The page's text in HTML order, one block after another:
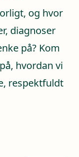
og hvor
diagnoser
på? Kom
hvordan vi
respektfuldt